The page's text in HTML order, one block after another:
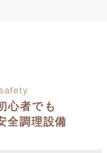
心者でも
全調理設備